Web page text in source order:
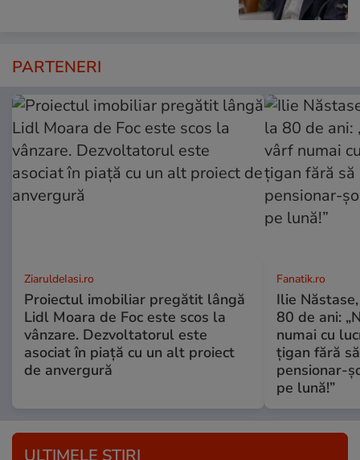
PARTENERI
ZiaruldeIasi.ro
Proiectul imobiliar pregătit lângă
Lidl Moara de Foc este scos la
vânzare. Dezvoltatorul este
asociat în piață cu un alt proiect
de anvergură
Fanatik.ro
Ilie
80 de ani:
numai cu
țigan fără
pensionar-
pe lună!”
ULTIMELE ȘTIRI